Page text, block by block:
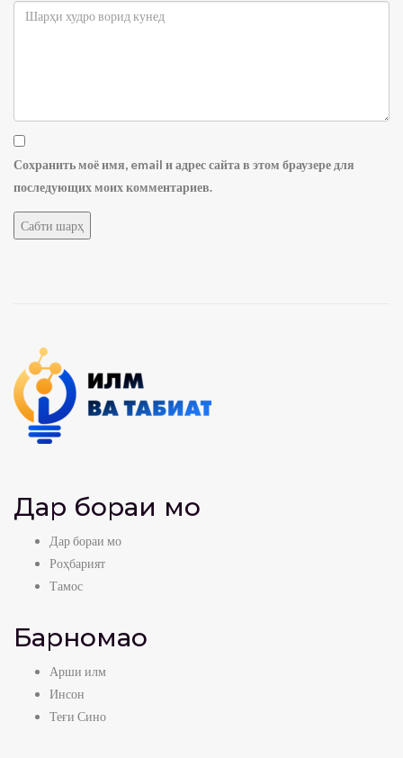
Сохранить моё имя, email и адрес сайта в этом браузере для
последующих моих комментариев.
Дар бораи мо
Дар бораи мо
Роҳбарият
Тамос
Барномаҳо
Арши илм
Инсон
Теғи Сино